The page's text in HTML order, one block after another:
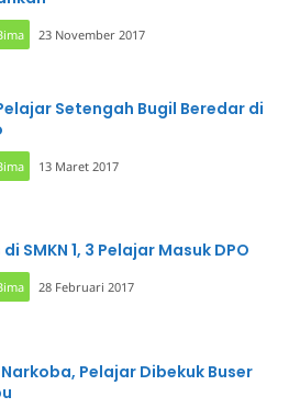
23 November 2017
Setengah Bugil Beredar di
13 Maret 2017
SMKN 1, 3 Pelajar Masuk DPO
28 Februari 2017
Pelajar Dibekuk Buser